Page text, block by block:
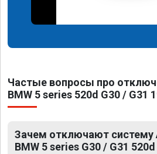
Частые вопросы про
BMW 5 series 520d G30 / G31
Зачем отключают систему
BMW 5 series G30 / G31